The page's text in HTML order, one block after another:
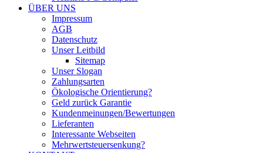
ÜBER UNS
Impressum
AGB
Datenschutz
Unser Leitbild
Sitemap
Unser Slogan
Zahlungsarten
Ökologische Orientierung?
Geld zurück Garantie
Kundenmeinungen/Bewertungen
Lieferanten
Interessante Webseiten
Mehrwertsteuersenkung?